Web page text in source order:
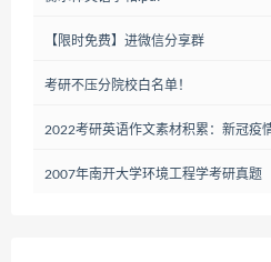
【限时免费】进微信分享群
考研不压分院校白名单！
2022考研英语作文素材积累：新冠疫
2007年南开大学环境工程学考研真题